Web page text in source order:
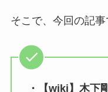
そこで、今回の記事
・【wiki】木下